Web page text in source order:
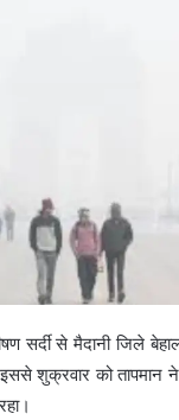
सर्दी से मैदानी जिले
शुक्रवार को तापमान ने